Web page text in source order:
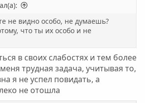
не видно особо, не думаешь?
что ты их особо и не
в своих слабостях и тем более
трудная задача, учитывая то,
я не успел повидать, а
не отошла